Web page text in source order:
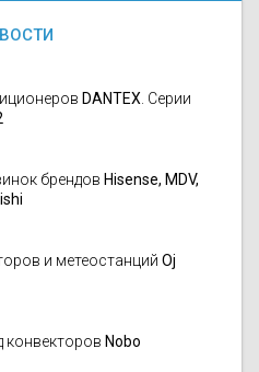
DANTEX . Серии
брендов Hisense, MDV,
и метеостанций Oj
конвекторов Nobo